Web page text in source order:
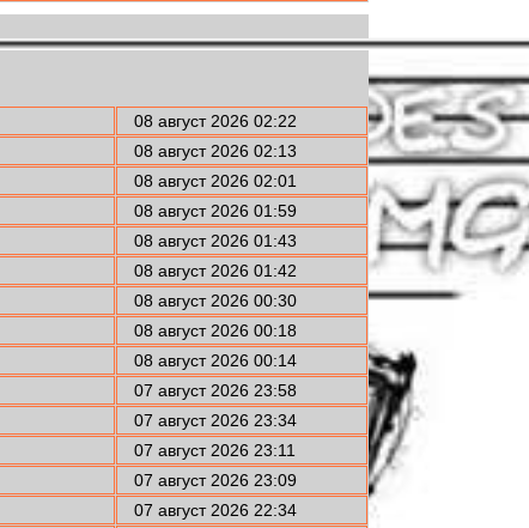
08 август 2026 02:22
08 август 2026 02:13
08 август 2026 02:01
08 август 2026 01:59
08 август 2026 01:43
08 август 2026 01:42
08 август 2026 00:30
08 август 2026 00:18
08 август 2026 00:14
07 август 2026 23:58
07 август 2026 23:34
07 август 2026 23:11
07 август 2026 23:09
07 август 2026 22:34